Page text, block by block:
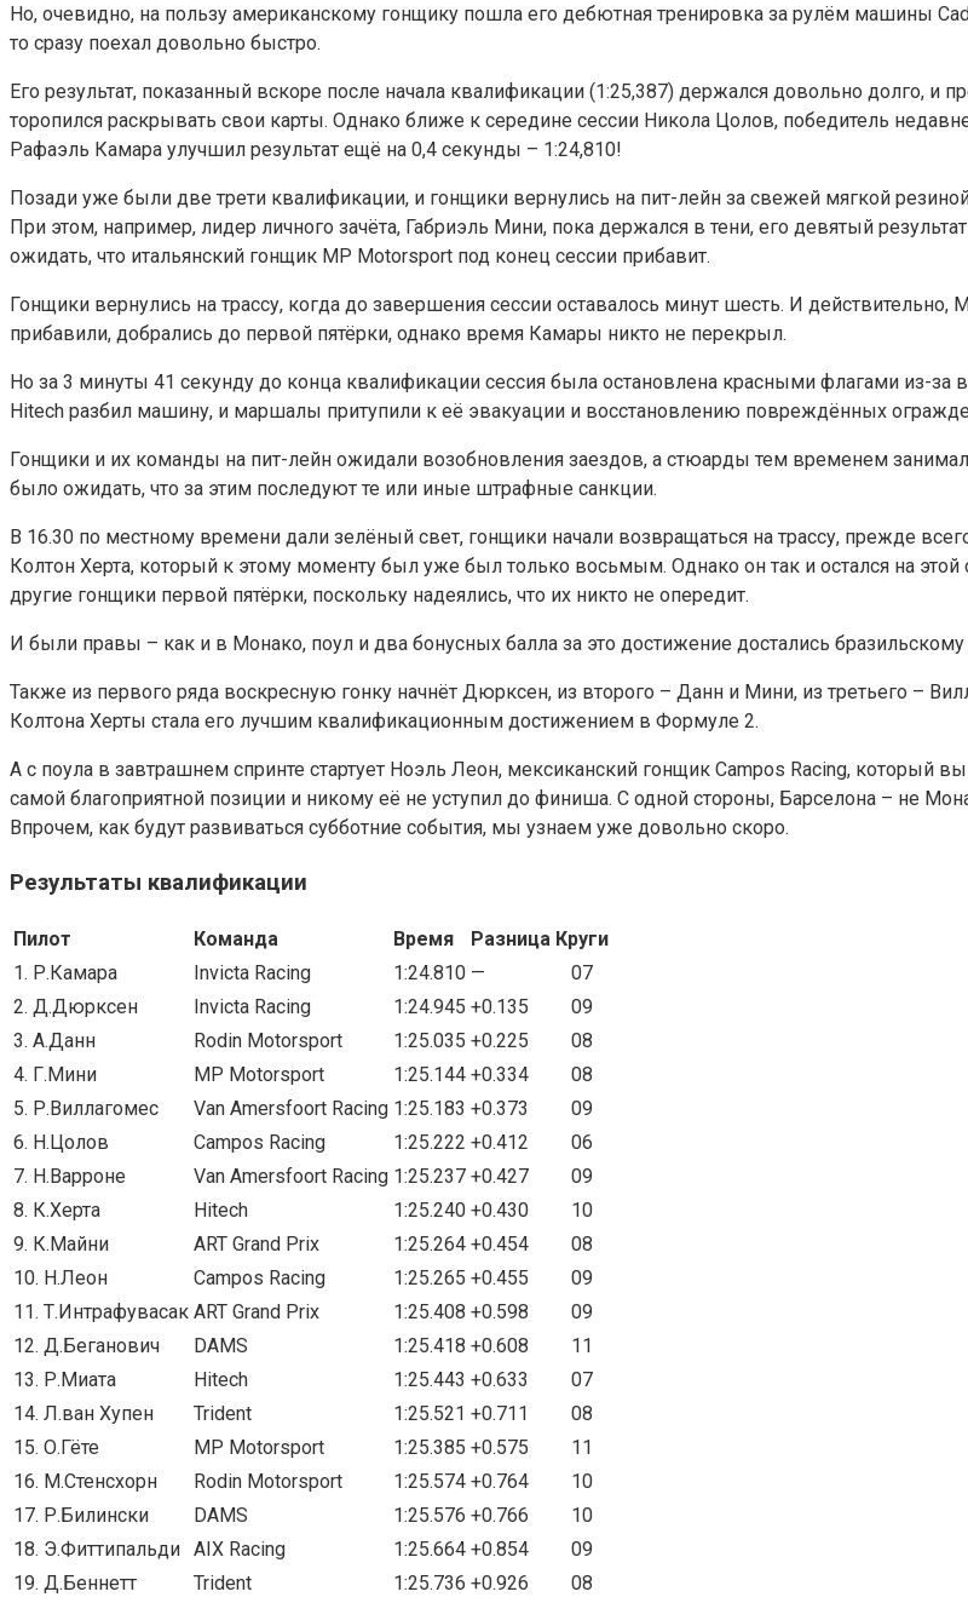
Но, очевидно, на пользу американскому гонщику пошла его дебютная тренировка за рулём машины
то сразу поехал довольно быстро.
Его результат, показанный вскоре после начала квалификации (1:25,387) держался довольно долго, и
торопился раскрывать свои карты. Однако ближе к середине сессии Никола Цолов, победитель
Рафаэль Камара улучшил результат ещё на 0,4 секунды – 1:24,810!
Позади уже были две трети квалификации, и гонщики вернулись на пит-лейн за свежей мягкой
При этом, например, лидер личного зачёта, Габриэль Мини, пока держался в тени, его девятый
ожидать, что итальянский гонщик MP Motorsport под конец сессии прибавит.
Гонщики вернулись на трассу, когда до завершения сессии оставалось минут шесть. И
прибавили, добрались до первой пятёрки, однако время Камары никто не перекрыл.
Но за 3 минуты 41 секунду до конца квалификации сессия была остановлена красными флагами из-
Hitech разбил машину, и маршалы притупили к её эвакуации и восстановлению повреждённых
Гонщики и их команды на пит-лейн ожидали возобновления заездов, а стюарды тем временем
было ожидать, что за этим последуют те или иные штрафные санкции.
В 16.30 по местному времени дали зелёный свет, гонщики начали возвращаться на трассу, прежде
Колтон Херта, который к этому моменту был уже был только восьмым. Однако он так и остался на
другие гонщики первой пятёрки, поскольку надеялись, что их никто не опередит.
И были правы – как и в Монако, поул и два бонусных балла за это достижение достались
Также из первого ряда воскресную гонку начнёт Дюрксен, из второго – Данн и Мини, из третьего –
Колтона Херты стала его лучшим квалификационным достижением в Формуле 2.
А с поула в завтрашнем спринте стартует Ноэль Леон, мексиканский гонщик Campos Racing, который
самой благоприятной позиции и никому её не уступил до финиша. С одной стороны, Барселона – не
Впрочем, как будут развиваться субботние события, мы узнаем уже довольно скоро.
Результаты квалификации
Пилот Команда Время Разница Круги
1. Р.Камара
Invicta Racing 1:24.810 —
07
2. Д.Дюрксен
Invicta Racing 1:24.945 +0.135
09
3. А.Данн
Rodin Motorsport 1:25.035 +0.225
08
4. Г.Мини
MP Motorsport 1:25.144 +0.334
08
5. Р.Виллагомес
Van Amersfoort Racing 1:25.183 +0.373
09
6. Н.Цолов
Campos Racing 1:25.222 +0.412
06
7. Н.Варроне
Van Amersfoort Racing 1:25.237 +0.427
09
8. К.Херта
Hitech 1:25.240 +0.430
10
9. К.Майни
ART Grand Prix 1:25.264 +0.454
08
10. Н.Леон
Campos Racing 1:25.265 +0.455
09
11. Т.Интрафувасак ART Grand Prix 1:25.408 +0.598
09
12. Д.Беганович
DAMS 1:25.418 +0.608
11
13. Р.Миата
Hitech 1:25.443 +0.633
07
14. Л.ван Хупен
Trident 1:25.521 +0.711
08
15. О.Гёте
MP Motorsport 1:25.385 +0.575
11
16. М.Стенсхорн
Rodin Motorsport 1:25.574 +0.764
10
17. Р.Билински
DAMS 1:25.576 +0.766
10
18. Э.Фиттипальди AIX Racing 1:25.664 +0.854
09
19. Д.Беннетт
Trident 1:25.736 +0.926
08